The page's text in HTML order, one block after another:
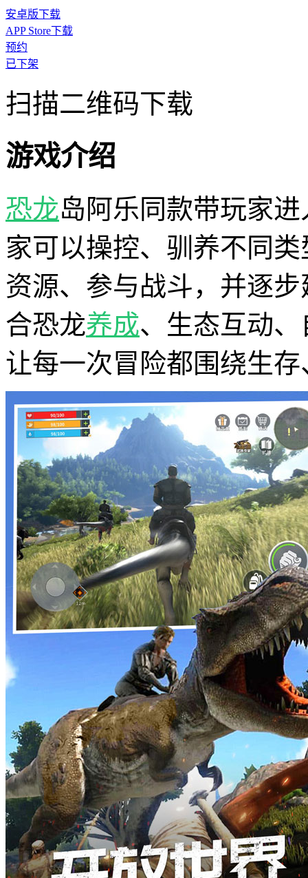
安卓版下载
APP Store下载
预约
已下架
扫描二维码下载
游戏介绍
恐龙岛阿乐同款带玩家
家可以操控、驯养不同
资源、参与战斗，并逐
合恐龙养成、生态互动
让每一次冒险都围绕生